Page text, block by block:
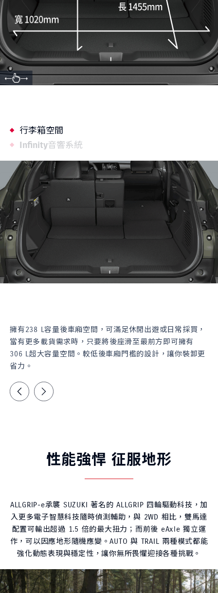
行李箱空間
Infinity音響系統
擁有238 L容量後車廂空間，可滿足休閒出遊或日常採買，
當有更多載貨需求時，只要將後座滑至最前方即可擁有
306 L超大容量空間。較低後車廂門檻的設計，讓你裝卸更
省力。
性能強悍 征服地形
ALLGRIP-e承襲 SUZUKI 著名的 ALLGRIP 四輪驅動科技，加
入更多電子智慧科技隨時偵測輔助，與 2WD 相比，雙馬達
配置可輸出超過 1.5 倍的最大扭力；而前後 eAxle 獨立運
作，可以因應地形隨機應變。AUTO 與 TRAIL 兩種模式都能
強化動態表現與穩定性，讓你無所畏懼迎接各種挑戰。